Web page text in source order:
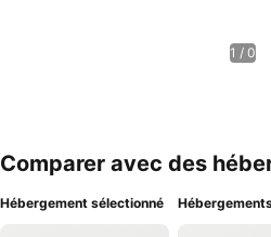
1 / 0
Comparer avec des
Hébergement sélectionné